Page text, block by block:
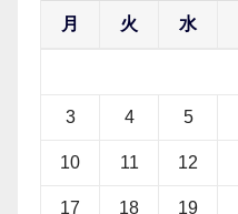
月 火 水
3 4 5
10 11 12
17 18 19